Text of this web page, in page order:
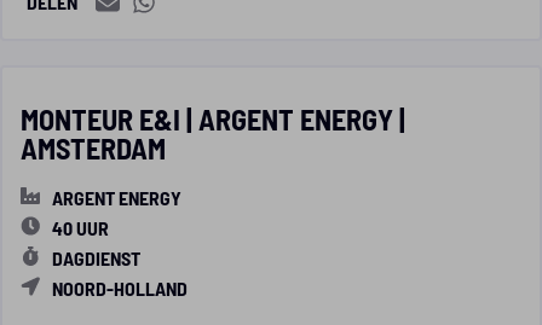
MONTEUR E&I | ARGENT ENERGY |
AMSTERDAM
ARGENT ENERGY
40 UUR
DAGDIENST
NOORD-HOLLAND